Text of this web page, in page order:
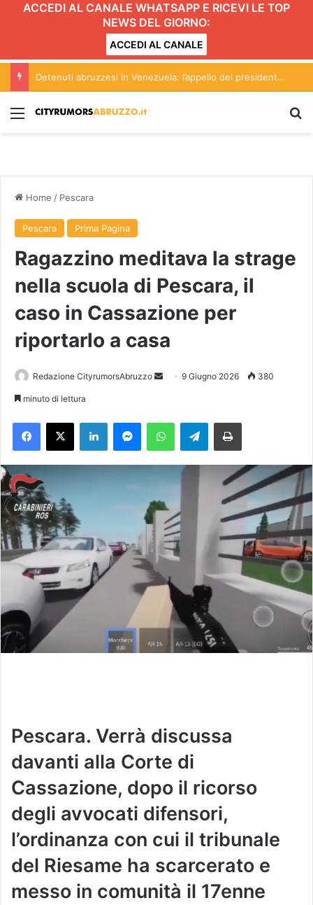
ACCEDI AL CANALE WHATSAPP E RICEVI LE TOP
NEWS DEL GIORNO:
ACCEDI AL CANALE
Detenuti abruzzesi in Venezuela: l’appello del presidente Marsilio
Menu
Home / Pescara
Pescara Prima Pagina
Ragazzino meditava la strage
nella scuola di Pescara, il
caso in Cassazione per
riportarlo a casa
Redazione CityrumorsAbruzzo
a
e
m
a
i
l
9 Giugno 2026 380
minuto di lettura
Telegram
Pescara. Verrà discussa
davanti alla Corte di
Cassazione, dopo il ricorso
degli avvocati difensori,
l’ordinanza con cui il tribunale
del Riesame ha scarcerato e
messo in comunità il 17enne